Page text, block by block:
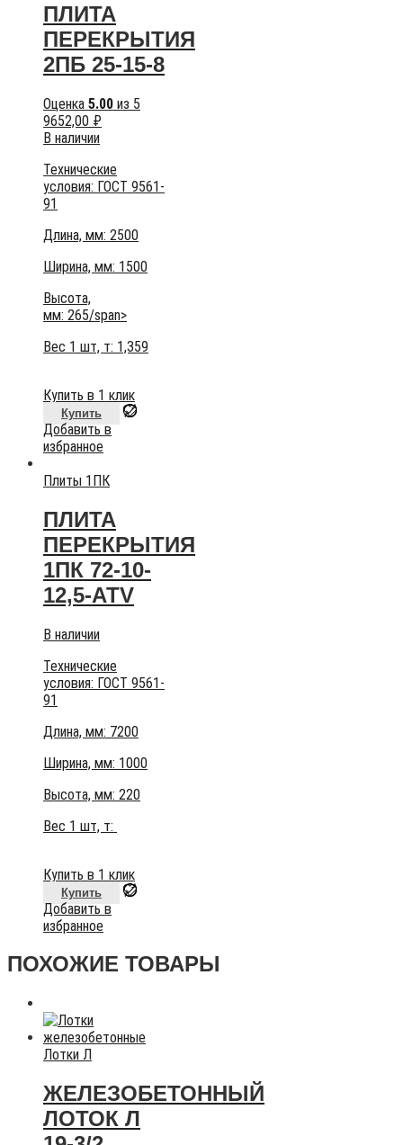
ПЛИТА
ПЕРЕКРЫТИЯ
2ПБ 25-15-8
Оценка 5.00 из 5
9652,00 ₽
В наличии
Технические
условия: ГОСТ 9561-
91
Длина, мм: 2500
Ширина, мм: 1500
Высота,
мм: 265/span>
Вес 1 шт, т: 1,359
Купить в 1 клик
Купить
Добавить в
избранное
Плиты 1ПК
ПЛИТА
ПЕРЕКРЫТИЯ
1ПК 72-10-
12,5-АТV
В наличии
Технические
условия: ГОСТ 9561-
91
Длина, мм: 7200
Ширина, мм: 1000
Высота, мм: 220
Вес 1 шт, т:
Купить в 1 клик
Купить
Добавить в
избранное
ПОХОЖИЕ ТОВАРЫ
Лотки Л
ЖЕЛЕЗОБЕТОННЫЙ
ЛОТОК Л